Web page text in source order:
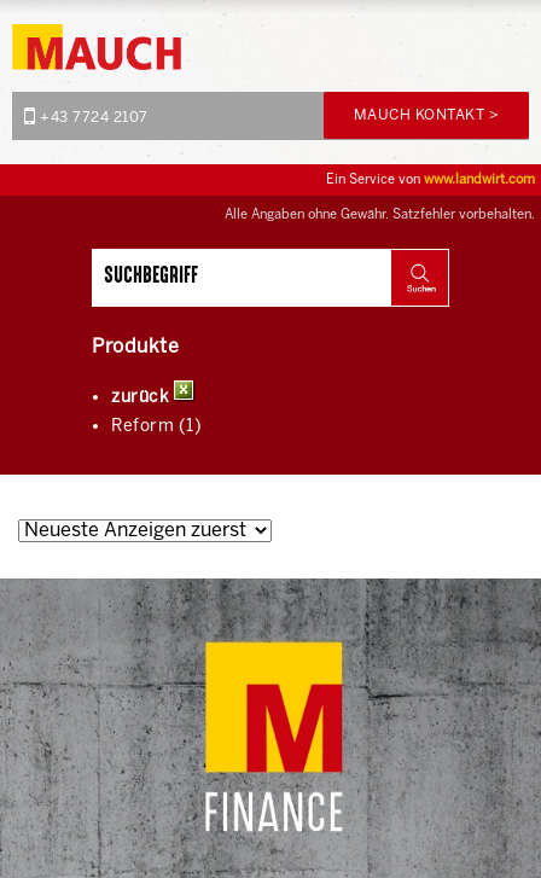
+43 7724 2107 MAUCH KONTAKT >
Alle Angaben ohne Gewähr. Satzfehler vorbehalten.
Ein Service von www.landwirt.com
Produkte
zurück
Reform (1)